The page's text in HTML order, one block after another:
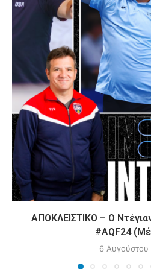
ΑΠΟΚΛΕΙΣΤΙΚΟ – Ο
#AQF24
6 Αυγούστου